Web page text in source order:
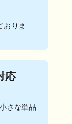
おりま
応
さな単品